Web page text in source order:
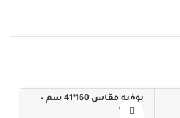
-42%
بوفيه مقاس 160*41 سم –
W-100